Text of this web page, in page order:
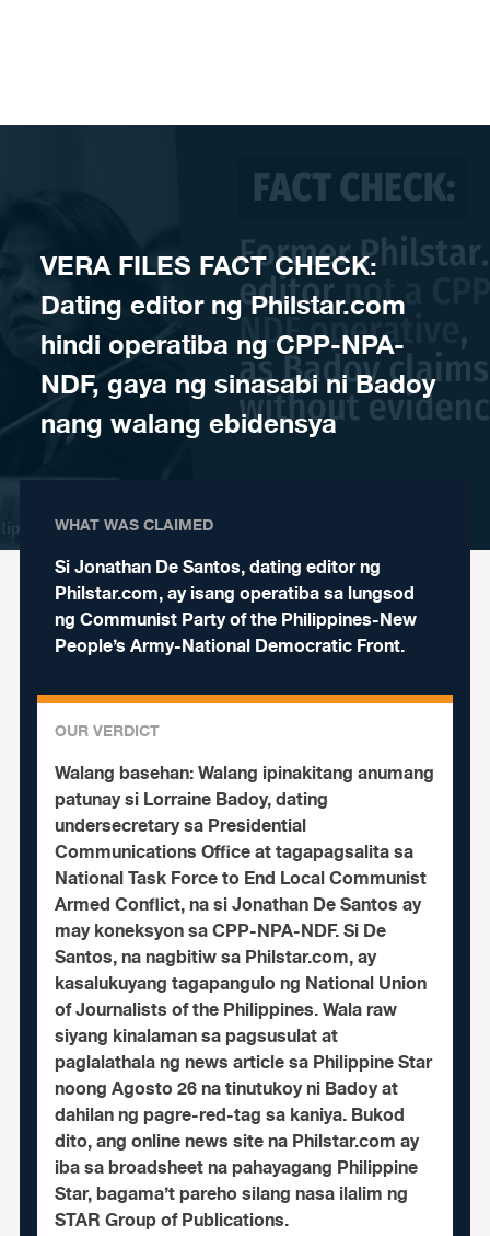
VERA FILES FACT CHECK:
Dating editor ng Philstar.com
hindi operatiba ng CPP-NPA-
NDF, gaya ng sinasabi ni Badoy
nang walang ebidensya
WHAT WAS CLAIMED
Si Jonathan De Santos, dating editor ng
Philstar.com, ay isang operatiba sa lungsod
ng Communist Party of the Philippines-New
People’s Army-National Democratic Front.
OUR VERDICT
Walang basehan:Walang ipinakitang anumang
patunay si Lorraine Badoy, dating
undersecretary sa Presidential
Communications Office at tagapagsalita sa
National Task Force to End Local Communist
Armed Conflict, na si Jonathan De Santos ay
may koneksyon sa CPP-NPA-NDF.Si De
Santos, na nagbitiw sa Philstar.com, ay
kasalukuyang tagapangulo ng National Union
of Journalists of the Philippines. Wala raw
siyang kinalaman sa pagsusulat at
paglalathala ng news article sa Philippine Star
noong Agosto 26 na tinutukoy ni Badoy at
dahilan ng pagre-red-tag sa kaniya. Bukod
dito, ang online news site na Philstar.com ay
iba sa broadsheet na pahayagang Philippine
Star, bagama’t pareho silang nasa ilalim ng
STAR Group of Publications.